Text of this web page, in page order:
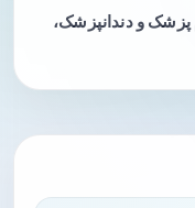
و دندانپزشک،